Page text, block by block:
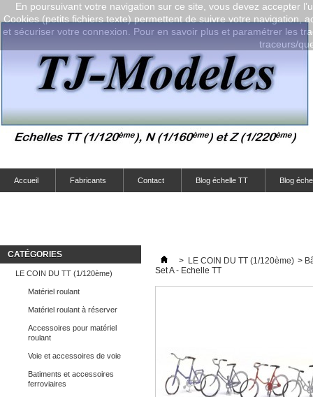
Accueil Fabricants Contact Blog échelle TT Blog
CATÉGORIES
LE COIN DU TT (1/120ème)
Matériel roulant
Matériel roulant à réserver
Accessoires pour matériel
roulant
Voie et accessoires de voie
Batiments et accessoires
ferroviaires
> LE COIN DU TT (1/120ème) >
Set A - Echelle TT
En poursuivant votre navigation sur ce site, vous devez accepter
Cookies (petits fichiers texte) permettent de suivre votre navigation,
et sécuriser votre connexion. Pour en savoir plus et paramétrer les
traceurs/